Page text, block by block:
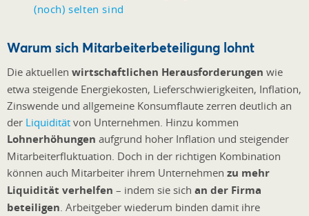
(noch) selten sind
Warum sich Mitarbeiterbeteiligung lohnt
Die aktuellen wirtschaftlichen Herausforderungen wie
etwa steigende Energiekosten, Lieferschwierigkeiten, Inflation,
Zinswende und allgemeine Konsumflaute zerren deutlich an
der Liquidität von Unternehmen. Hinzu kommen
Lohnerhöhungen aufgrund hoher Inflation und steigender
Mitarbeiterfluktuation. Doch in der richtigen Kombination
können auch Mitarbeiter ihrem Unternehmen zu mehr
Liquidität verhelfen – indem sie sich an der Firma
beteiligen. Arbeitgeber wiederum binden damit ihre